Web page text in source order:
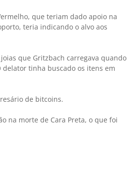
que teriam dado apoio na
teria indicando o alvo aos
que Gritzbach carregava quando
delator tinha buscado os itens em
de bitcoins.
na morte de Cara Preta, o que foi